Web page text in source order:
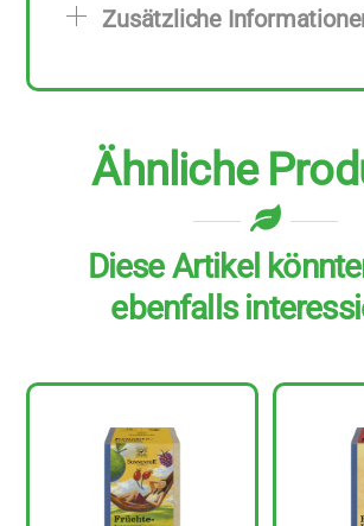
Zusätzliche
Ähnliche
Diese Artikel
ebenfalls